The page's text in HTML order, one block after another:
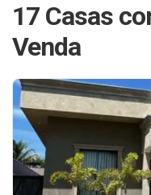
17 Casas
Venda